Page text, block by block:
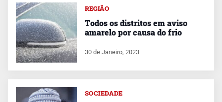
REGIÃO
Todos os distritos em aviso
amarelo por causa do frio
30 de Janeiro, 2023
SOCIEDADE